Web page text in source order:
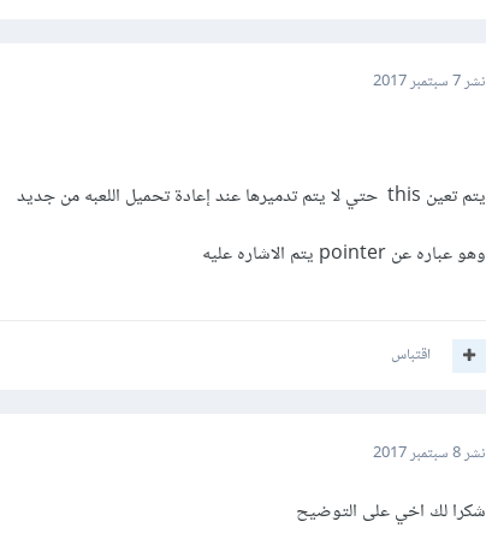
نشر7 سبتمبر 2017
يتم تعين this حتي لا يتم تدميرها عند إعادة تحميل اللعبه من جديد
وهو عباره عن pointer يتم الاشاره عليه
اقتباس
نشر8 سبتمبر 2017
شكرا لك اخي على التوضيح